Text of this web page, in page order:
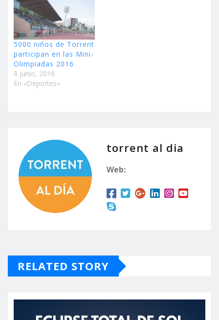
5000 niños de Torrent
participan en las Mini-
Olimpiadas 2016
8 junio, 2016
En «Deportes»
torrent al dia
Web:
RELATED STORY